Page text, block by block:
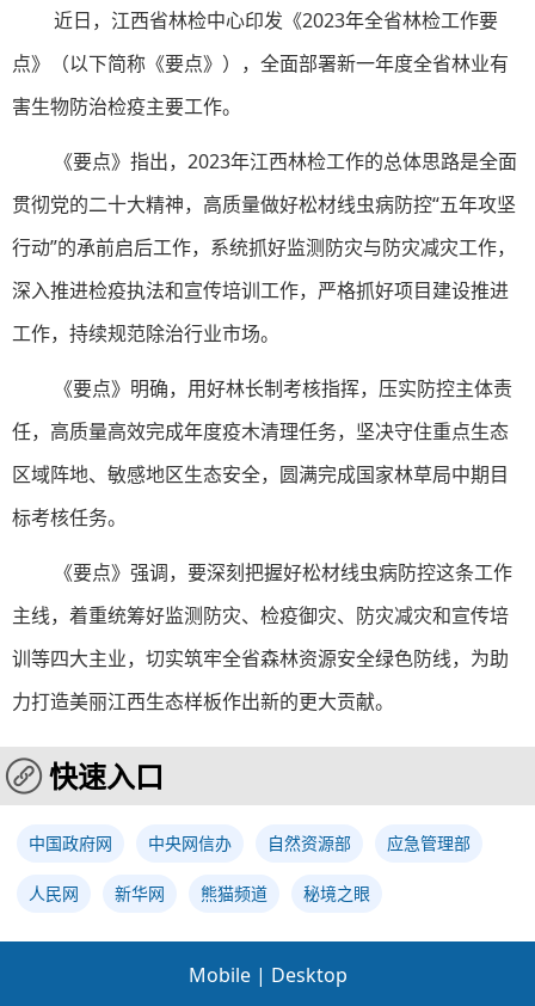
近日，江西省林检中心印发《2023年全省林检工作要
点》（以下简称《要点》），全面部署新一年度全省林业有
害生物防治检疫主要工作。
《要点》指出，2023年江西林检工作的总体思路是全面
贯彻党的二十大精神，高质量做好松材线虫病防控“五年攻坚
行动”的承前启后工作，系统抓好监测防灾与防灾减灾工作，
深入推进检疫执法和宣传培训工作，严格抓好项目建设推进
工作，持续规范除治行业市场。
《要点》明确，用好林长制考核指挥，压实防控主体责
任，高质量高效完成年度疫木清理任务，坚决守住重点生态
区域阵地、敏感地区生态安全，圆满完成国家林草局中期目
标考核任务。
《要点》强调，要深刻把握好松材线虫病防控这条工作
主线，着重统筹好监测防灾、检疫御灾、防灾减灾和宣传培
训等四大主业，切实筑牢全省森林资源安全绿色防线，为助
力打造美丽江西生态样板作出新的更大贡献。
快速入口
中国政府网 中央网信办 自然资源部 应急管理部
人民网 新华网 熊猫频道 秘境之眼
Mobile | Desktop